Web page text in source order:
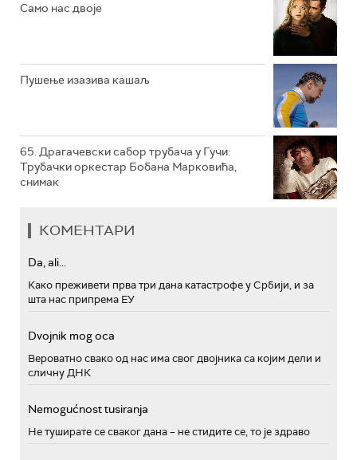
Само нас двоје
Пушење изазива кашаљ
65. Драгачевски сабор трубача у Гучи:
Трубачки оркестар Бобана Марковића,
снимак
КОМЕНТАРИ
Da, ali...
Како преживети прва три дана катастрофе у Србији, и за
шта нас припрема ЕУ
Dvojnik mog oca
Вероватно свако од нас има свог двојника са којим дели и
сличну ДНК
Nemogućnost tusiranja
Не туширате се сваког дана – не стидите се, то је здраво